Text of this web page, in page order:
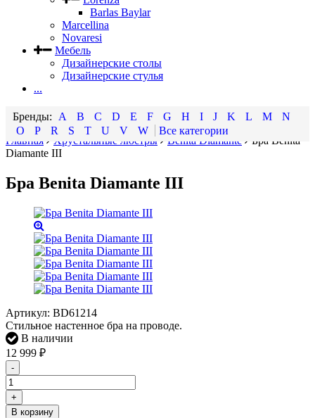
Barlas Baylar
Marcellina
Novaresi
Мебель
Дизайнерские столы
Дизайнерские стулья
...
A B C D E F G H I J K L M
N
O
P R S T U V W
Все категории
Главная
Хрустальные люстры Benita Diamante
Бра Benita
Diamante III
Бра Benita Diamante III
Артикул: BD61214
Стильное настенное бра на проводе.
В наличии
12 999 ₽
-
+
В корзину